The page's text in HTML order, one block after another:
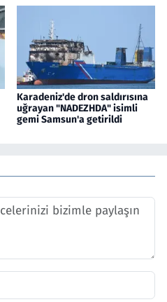
Karadeniz'de dron saldırısına
uğrayan "NADEZHDA" isimli
gemi Samsun'a getirildi